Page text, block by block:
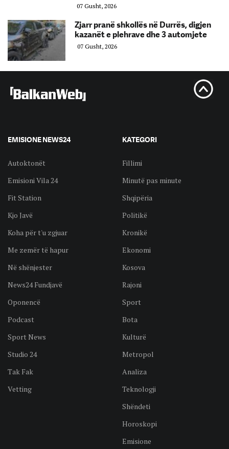
07 Gusht, 2026
Zjarr pranë shkollës në Durrës, digjen
kazanët e plehrave dhe 3 automjete
07 Gusht, 2026
EMISIONE NEWS24
Autoktonët
Emisioni Vila 24
Fit Station
Kjo Javë
Koha për t'u zgjuar
Me zemër të hapur
Në shënjester
News24 Fundjavë
Oponencë
Podcast
Sport News
Studio 24
Tak Fak
Vetting
KATEGORI
Fillimi
Minutë pas minute
Shqipëria
Politikë
Kronikë
Ekonomi
Kosova
Rajoni
Sport
Bota
Kulturë
Metropol
Analiza
Teknologji
Shëndeti
Horoskopi
Emisione